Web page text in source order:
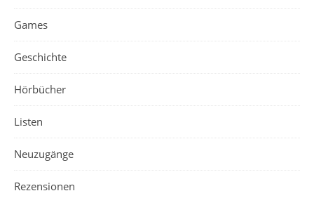
Games
Geschichte
Hörbücher
Listen
Neuzugänge
Rezensionen